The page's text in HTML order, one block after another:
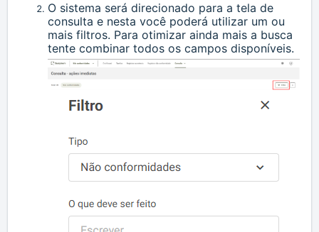
O sistema será direcionado para a tela de
consulta e nesta você poderá utilizar um ou
mais filtros. Para otimizar ainda mais a busca
tente combinar todos os campos disponíveis.